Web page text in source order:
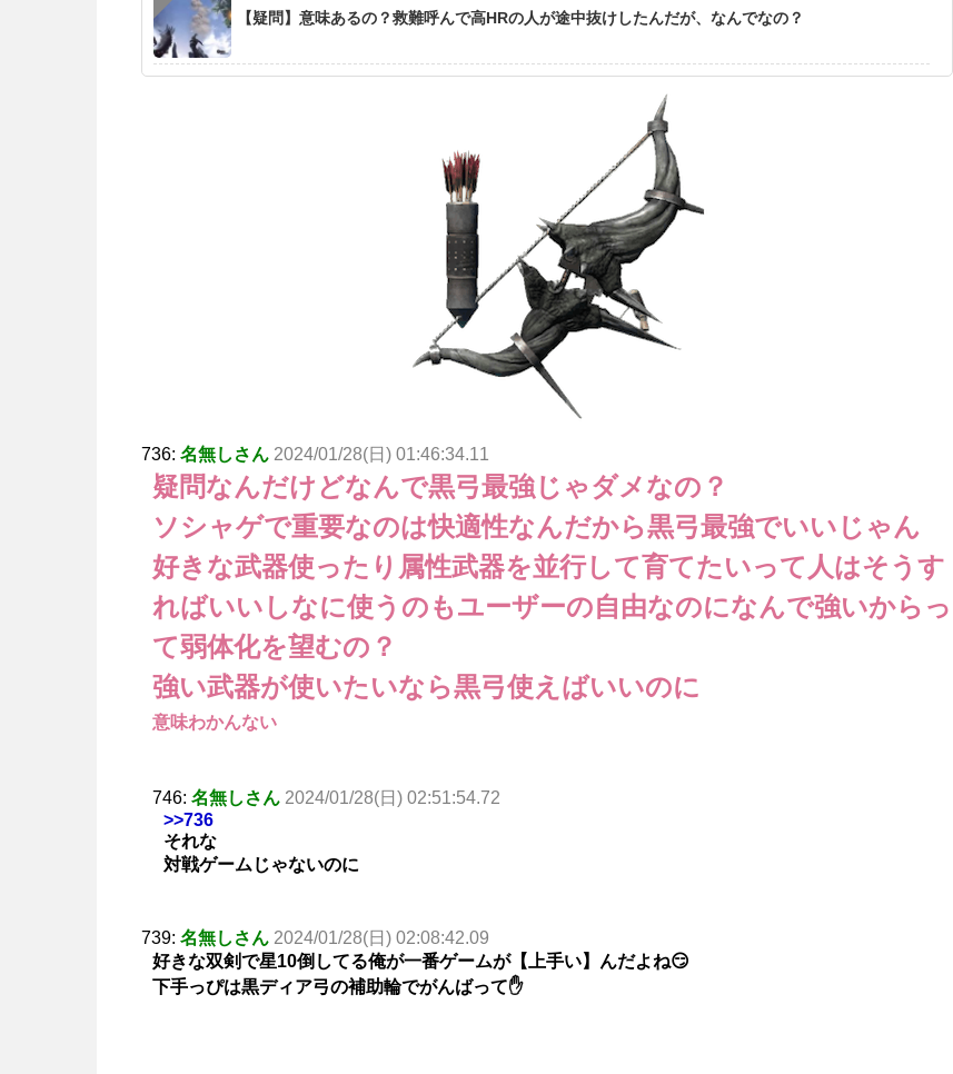
【疑問】意味あるの？救難呼んで高HRの人が途中抜けしたんだが、なんでなの？
736: 名無しさん 2024/01/28(日) 01:46:34.11
疑問なんだけどなんで黒弓最強じゃダメなの？
ソシャゲで重要なのは快適性なんだから黒弓最強でいいじゃん
好きな武器使ったり属性武器を並行して育てたいって人はそうす
ればいいしなに使うのもユーザーの自由なのになんで強いからっ
て弱体化を望むの？
強い武器が使いたいなら黒弓使えばいいのに
意味わかんない
746: 名無しさん 2024/01/28(日) 02:51:54.72
>>736
それな
対戦ゲームじゃないのに
739: 名無しさん 2024/01/28(日) 02:08:42.09
好きな双剣で星10倒してる俺が一番ゲームが【上手い】んだよね😏
下手っぴは黒ディア弓の補助輪でがんばって✋